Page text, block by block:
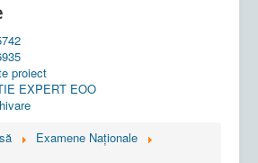
proiect
EXPERT EOO
Examene Naționale